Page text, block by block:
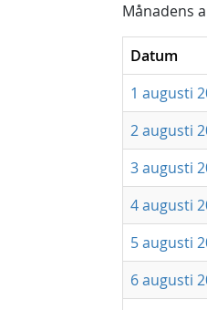
Månadens
Datum
1 augusti
2 augusti
3 augusti
4 augusti
5 augusti
6 augusti